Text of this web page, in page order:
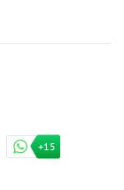
+15